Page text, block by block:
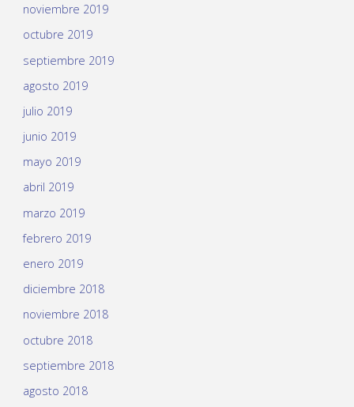
noviembre 2019
octubre 2019
septiembre 2019
agosto 2019
julio 2019
junio 2019
mayo 2019
abril 2019
marzo 2019
febrero 2019
enero 2019
diciembre 2018
noviembre 2018
octubre 2018
septiembre 2018
agosto 2018